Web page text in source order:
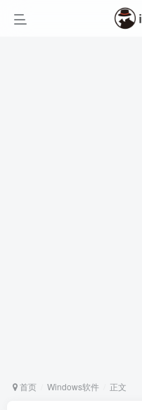
首页 Windows软件 正文